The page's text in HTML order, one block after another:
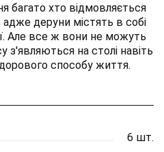
багато хто відмовляється
адже деруни містять в собі
Але все ж вони не можуть
з'являються на столі навіть
способу життя.
6 шт.